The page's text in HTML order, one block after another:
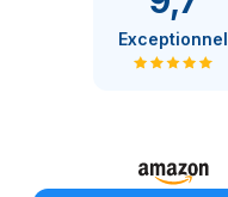
Exceptionnel